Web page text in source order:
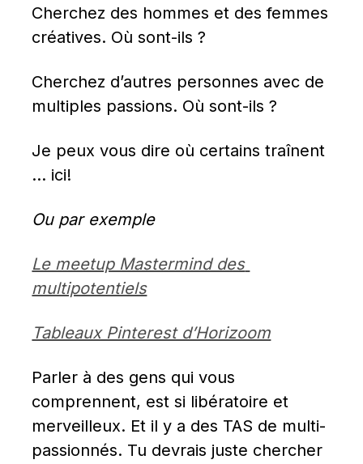
Cherchez des hommes et des femmes
créatives. Où sont-ils ?
Cherchez d’autres personnes avec de
multiples passions. Où sont-ils ?
Je peux vous dire où certains traînent
… ici!
Ou par exemple
Le meetup Mastermind des
multipotentiels
Tableaux Pinterest d’Horizoom
Parler à des gens qui vous
comprennent, est si libératoire et
merveilleux. Et il y a des TAS de multi-
passionnés. Tu devrais juste chercher